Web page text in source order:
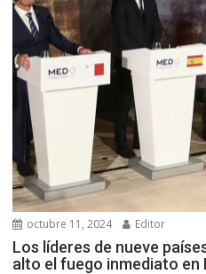
octubre 11, 2024 Editor
Los líderes de nueve
alto el fuego inmediato en